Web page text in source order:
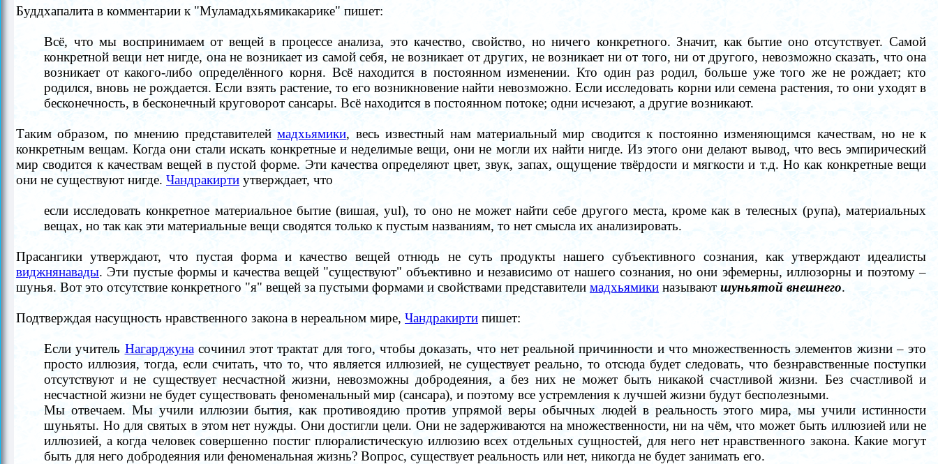
Буддхапалита в комментарии к "Муламадхьямикакарике" пишет:
Всё, что мы воспринимаем от вещей в процессе анализа, это качество, свойство, но ничего конкретного. Значит, как бытие оно отсутствует. Самой
конкретной вещи нет нигде, она не возникает из самой себя, не возникает от других, не возникает ни от того, ни от другого, невозможно сказать, что она
возникает от какого-либо определённого корня. Всё находится в постоянном изменении. Кто один раз родил, больше уже того же не рождает; кто
родился, вновь не рождается. Если взять растение, то его возникновение найти невозможно. Если исследовать корни или семена растения, то они уходят в
бесконечность, в бесконечный круговорот сансары. Всё находится в постоянном потоке; одни исчезают, а другие возникают.
Таким образом, по мнению представителеймадхьямики, весь известный нам материальный мир сводится к постоянно изменяющимся качествам, но не к
конкретным вещам. Когда они стали искать конкретные и неделимые вещи, они не могли их найти нигде. Из этого они делают вывод, что весь эмпирический
мир сводится к качествам вещей в пустой форме. Эти качества определяют цвет, звук, запах, ощущение твёрдости и мягкости и т.д. Но как конкретные вещи
они не существуют нигде. Чандракирти утверждает, что
если исследовать конкретное материальное бытие (вишая, yul), то оно не может найти себе другого места, кроме как в телесных (рупа), материальных
вещах, но так как эти материальные вещи сводятся только к пустым названиям, то нет смысла их анализировать.
Прасангики утверждают, что пустая форма и качество вещей отнюдь не суть продукты нашего субъективного сознания, как утверждают идеалисты
виджнянавады. Эти пустые формы и качества вещей "существуют" объективно и независимо от нашего сознания, но они эфемерны, иллюзорны и поэтому–
шунья. Вот это отсутствие конкретного "я" вещей за пустыми формами и свойствами представители мадхьямики называют шуньятой внешнего.
Подтверждая насущность нравственного закона в нереальном мире, Чандракирти пишет:
Если учитель Нагарджунасочинил этот трактат для того, чтобы доказать, что нет реальной причинности и что множественность элементов жизни–это
просто иллюзия, тогда, если считать, что то, что является иллюзией, не существует реально, то отсюда будет следовать, что безнравственные поступки
отсутствуют и не существует несчастной жизни, невозможны добродеяния, а без них не может быть никакой счастливой жизни. Без счастливой и
несчастной жизни не будет существовать феноменальный мир (сансара), и поэтому все устремления к лучшей жизни будут бесполезными.
Мы отвечаем. Мы учили иллюзии бытия, как противоядию против упрямой веры обычных людей в реальность этого мира, мы учили истинности
шуньяты. Но для святых в этом нет нужды. Они достигли цели. Они не задерживаются на множественности, ни на чём, что может быть иллюзией или не
иллюзией, а когда человек совершенно постиг плюралистическую иллюзию всех отдельных сущностей, для него нет нравственного закона. Какие могут
быть для него добродеяния или феноменальная жизнь? Вопрос, существует реальность или нет, никогда не будет занимать его.